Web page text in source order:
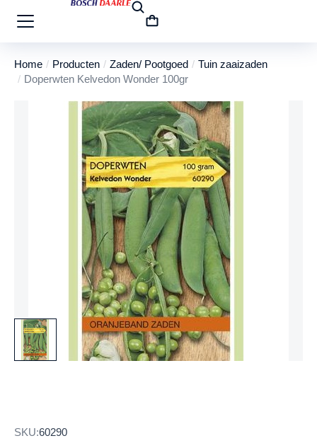
Je bent hier:
Home Producten Zaden/ Pootgoed
Tuin zaaizaden
Doperwten Kelvedon Wonder 100gr
SKU:60290